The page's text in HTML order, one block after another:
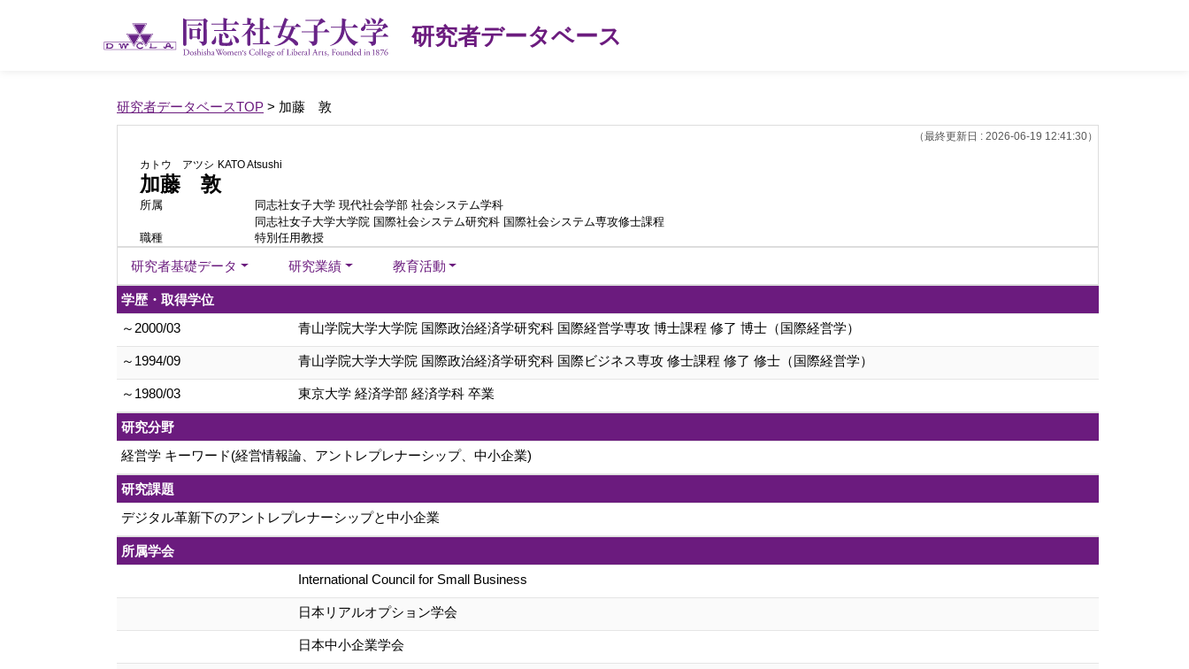
研究者データベース
研究者データベースTOP > 加藤 敦
（最終更新日 : 2026-06-19 12:41:30）
カトウ アツシ KATO Atsushi
加藤 敦
所属
同志社女子大学 現代社会学部 社会システム学科
同志社女子大学大学院 国際社会システム研究科 国際社会システム専攻修士課程
職種
特別任用教授
研究者基礎データ 研究業績 教育活動
学歴・取得学位
～2000/03
青山学院大学大学院 国際政治経済学研究科 国際経営学専攻 博士課程 修了 博士（国際経営学）
～1994/09 青山学院大学大学院 国際政治経済学研究科 国際ビジネス専攻 修士課程 修了 修士（国際経営学）
～1980/03 東京大学 経済学部 経済学科 卒業
研究分野
経営学 キーワード(経営情報論、アントレプレナーシップ、中小企業)
研究課題
デジタル革新下のアントレプレナーシップと中小企業
所属学会
International Council for Small Business
日本リアルオプション学会
日本中小企業学会